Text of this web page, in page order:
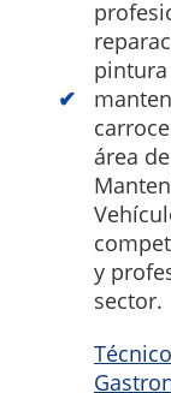
área
y
sector.